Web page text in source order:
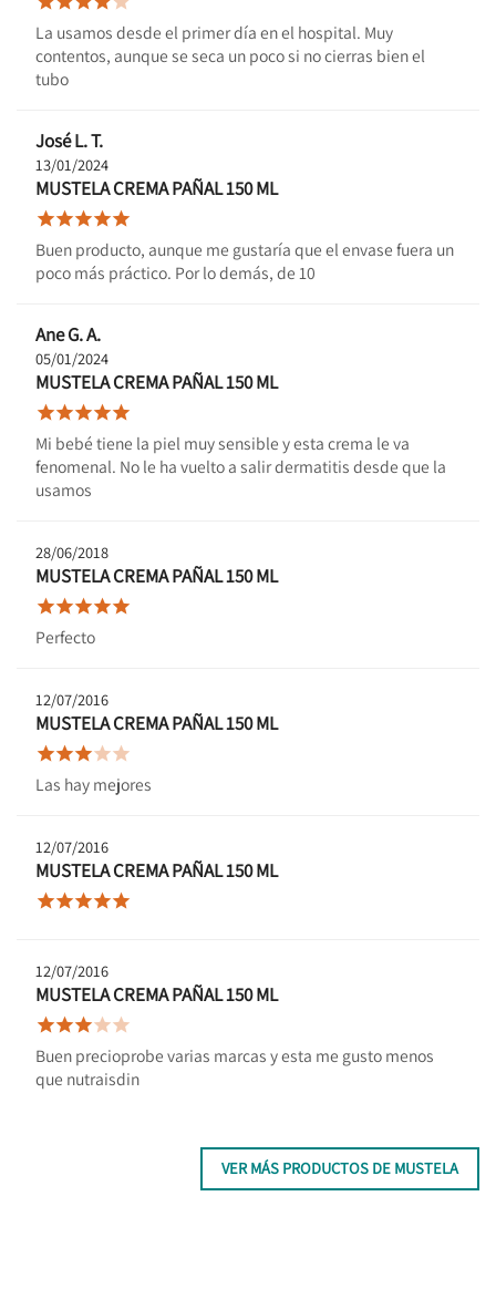
La usamos desde el primer día en el hospital. Muy
contentos, aunque se seca un poco si no cierras bien el
tubo
José L. T.
13/01/2024
MUSTELA CREMA PAÑAL 150 ML

Buen producto, aunque me gustaría que el envase fuera un
poco más práctico. Por lo demás, de 10
Ane G. A.
05/01/2024
MUSTELA CREMA PAÑAL 150 ML

Mi bebé tiene la piel muy sensible y esta crema le va
fenomenal. No le ha vuelto a salir dermatitis desde que la
usamos
28/06/2018
MUSTELA CREMA PAÑAL 150 ML

Perfecto
12/07/2016
MUSTELA CREMA PAÑAL 150 ML

Las hay mejores
12/07/2016
MUSTELA CREMA PAÑAL 150 ML

12/07/2016
MUSTELA CREMA PAÑAL 150 ML

Buen precioprobe varias marcas y esta me gusto menos
que nutraisdin
VER MÁS PRODUCTOS DE MUSTELA